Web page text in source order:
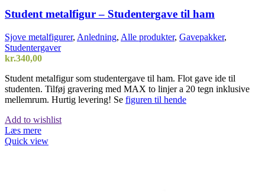
Student metalfigur – Studentergave til ham
Sjove metalfigurer, Anledning, Alle produkter, Gavepakker,
Studentergaver
kr.340,00
Student metalfigur som studentergave til ham. Flot gave ide til
studenten. Tilføj gravering med MAX to linjer a 20 tegn inklusive
mellemrum. Hurtig levering! Se figuren til hende
Add to wishlist
Læs mere
Quick view